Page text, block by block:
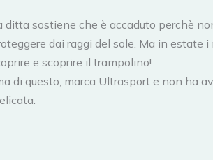
sostiene che è accaduto perchè
dai raggi del sole. Ma in
e scoprire il trampolino!
di questo, marca Ultrasport e non ha